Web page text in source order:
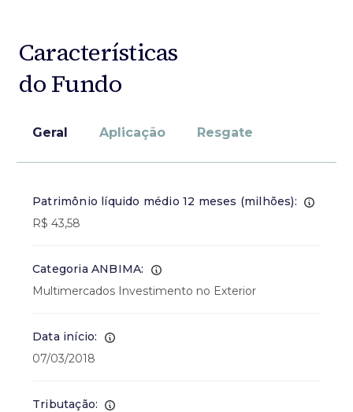
Características
do Fundo
Geral Aplicação Resgate
Patrimônio líquido médio 12 meses (milhões):
R$ 43,58
Categoria ANBIMA:
Multimercados Investimento no Exterior
Data início:
07/03/2018
Tributação: